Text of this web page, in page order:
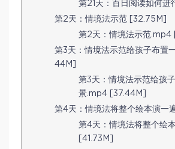
第21天：百日阅读如何进
第2天：情境法示范 [32.75M]
第2天：情境法示范.mp4
第3天：情境法示范给孩子布置
44M]
第3天：情境法示范给孩
景.mp4 [37.44M]
第4天：情境法将整个绘本演一
第4天：情境法将整个绘
[41.73M]